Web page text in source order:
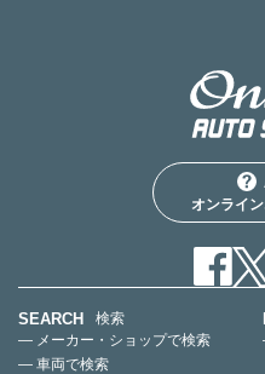
オンライ
SEARCH
検索
— メーカー・ショップで検索
— 車両で検索